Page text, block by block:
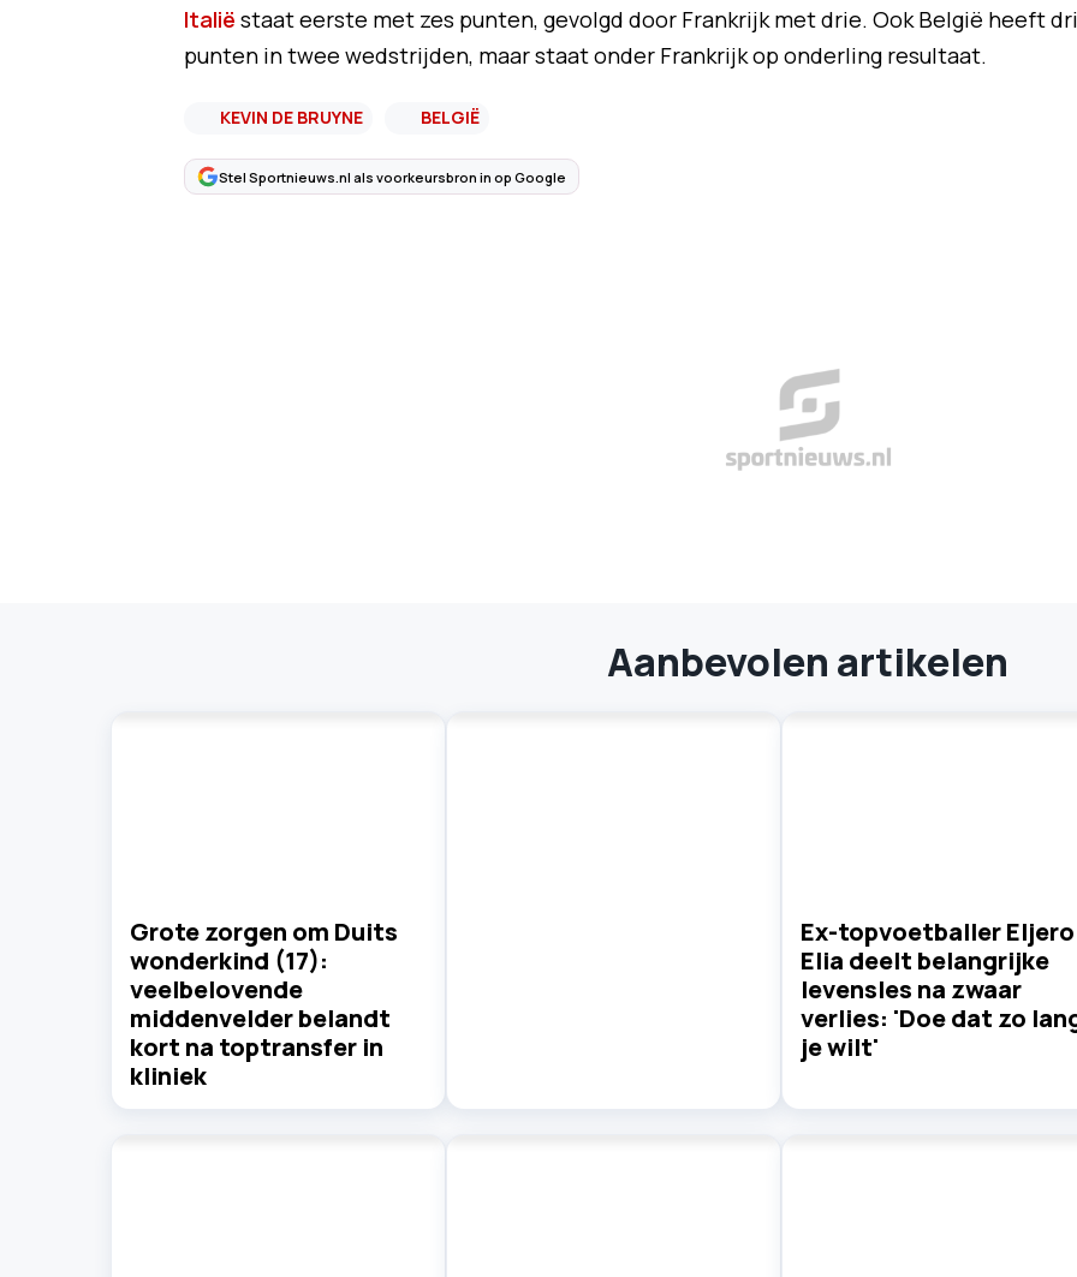
Italië staat eerste met zes punten, gevolgd door Frankrijk met drie. Ook België heeft
punten in twee wedstrijden, maar staat onder Frankrijk op onderling resultaat.
KEVIN DE BRUYNE BELGIË
Stel Sportnieuws.nl als voorkeursbron in op Google
Aanbevolen artikelen
Grote zorgen om Duits
wonderkind (17):
veelbelovende
middenvelder belandt
kort na toptransfer in
kliniek
Ex-topvoetballer Eljero
Elia deelt belangrijke
levensles na zwaar
verlies: 'Doe dat zo
je wilt'